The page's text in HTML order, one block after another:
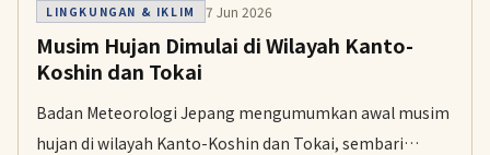
LINGKUNGAN & IKLIM 7 Jun 2026
Musim Hujan Dimulai di Wilayah Kanto-
Koshin dan Tokai
Badan Meteorologi Jepang mengumumkan awal musim
hujan di wilayah Kanto-Koshin dan Tokai, sembari